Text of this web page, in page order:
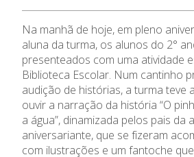
Jornal “O Coreto”
Privacidade
Oferta
Academia de Línguas
Ensino
Ano Letivo
Admissão
Na manhã de hoje, em pleno
aluna da turma, os alunos do 2°
presenteados com uma atividade
Biblioteca Escolar. Num cantinho
audição de histórias, a turma teve
ouvir a narração da história “O
a água”, dinamizada pelos pais da
aniversariante, que se fizeram
com ilustrações e um fantoche